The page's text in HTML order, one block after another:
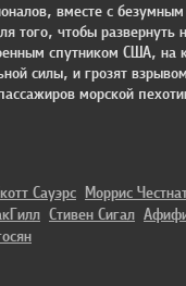
вместе с
того, чтобы
спутником США, на
силы, и грозят
морской
Сауэрс Моррис
Стивен Сигал